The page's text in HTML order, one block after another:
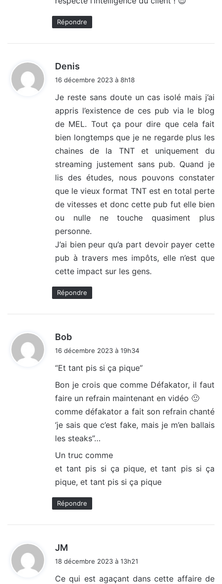
Répondre
Denis
16 décembre 2023 à 8h18
Je reste sans doute un cas isolé mais j’ai
appris l’existence de ces pub via le blog
de MEL. Tout ça pour dire que cela fait
bien longtemps que je ne regarde plus les
chaines de la TNT et uniquement du
streaming justement sans pub. Quand je
lis des études, nous pouvons constater
que le vieux format TNT est en total perte
de vitesses et donc cette pub fut elle bien
ou nulle ne touche quasiment plus
personne.
J’ai bien peur qu’a part devoir payer cette
pub à travers mes impôts, elle n’est que
cette impact sur les gens.
Répondre
Bob
:
16 décembre 2023 à 19h34
“Et tant pis si ça pique”
Bon je crois que comme Défakator, il faut
faire un refrain maintenant en vidéo 🙂
comme défakator a fait son refrain chanté
‘je sais que c’est fake, mais je m’en ballais
les steaks”…
Un truc comme
et tant pis si ça pique, et tant pis si ça
pique, et tant pis si ça pique
Répondre
JM
18 décembre 2023 à 13h21
Ce qui est agaçant dans cette affaire de